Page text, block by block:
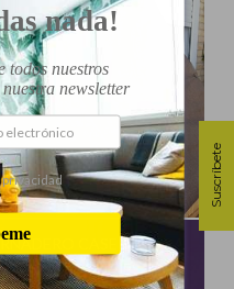
Paso a Paso
CASERO PARA
ESQUEJES
Suscríbete
nada!
todos nuestros
newsletter